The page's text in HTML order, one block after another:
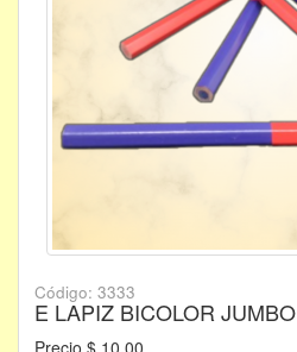
Código: 3333
E LAPIZ BICOLOR JUMBO